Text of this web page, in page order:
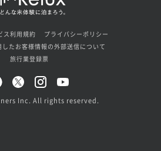
ス利用規約
プライバシーポリシー
たお客様情報の外部送信について
旅行業登録票
Inc. All rights reserved.